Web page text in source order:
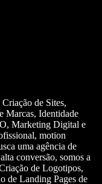
de Sites,
Marcas, Identidade
Marketing Digital e
motion
uma agência de
conversão, somos a
de Logotipos,
de Landing Pages de